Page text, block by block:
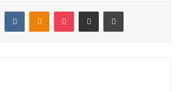
RedditVKontakteOdnoklassniki
PocketShare via EmailPrint